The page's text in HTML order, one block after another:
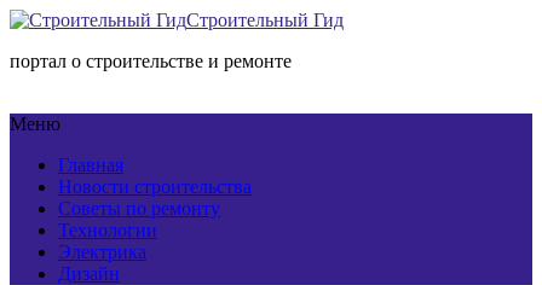
Строительный Гид
портал о строительстве и ремонте
Меню
Главная
Новости строительства
Советы по ремонту
Технологии
Электрика
Дизайн